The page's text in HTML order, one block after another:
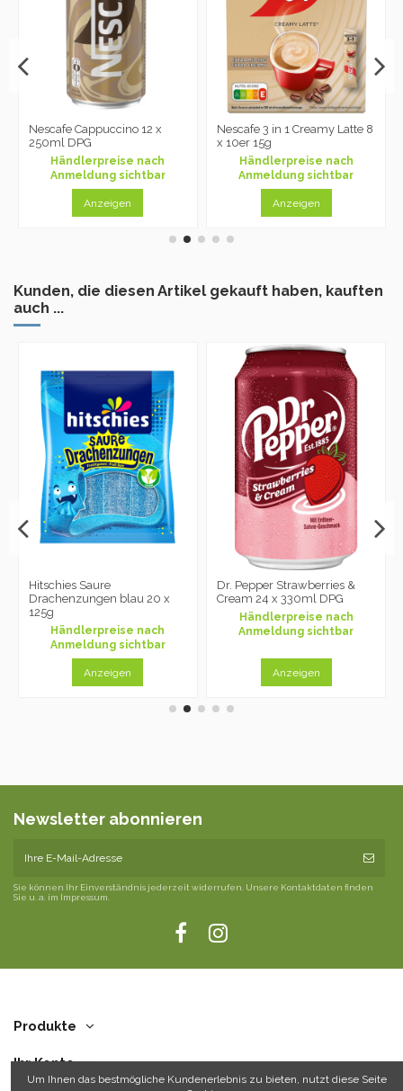
Nescafe Cappuccino 12 x
250ml DPG
Händlerpreise nach
Anmeldung sichtbar
Anzeigen
Nescafe 3 in 1 Creamy Latte 8
x 10er 15g
Händlerpreise nach
Anmeldung sichtbar
Anzeigen
Kunden, die diesen Artikel gekauft haben, kauften
auch ...
Hitschies Saure
Drachenzungen blau 20 x
125g
Händlerpreise nach
Anmeldung sichtbar
Anzeigen
Dr. Pepper Strawberries &
Cream 24 x 330ml DPG
Händlerpreise nach
Anmeldung sichtbar
Anzeigen
Newsletter abonnieren
Sie können Ihr Einverständnis jederzeit widerrufen. Unsere Kontaktdaten finden
Sie u. a. im Impressum.
Produkte
Ihr Konto
Um Ihnen das bestmögliche Kundenerlebnis zu bieten, nutzt diese Seite